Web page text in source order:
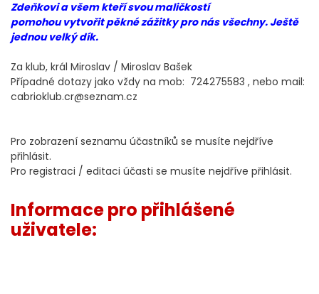
Zdeňkovi a všem kteří svou maličkostí
pomohou vytvořit pěkné zážitky pro nás všechny. Ještě
jednou velký dík.
Za klub, král Miroslav / Miroslav Bašek
Případné dotazy jako vždy na mob: 724275583 , nebo mail:
cabrioklub.cr@seznam.cz
Pro zobrazení seznamu účastníků se musíte nejdříve
přihlásit.
Pro registraci / editaci účasti se musíte nejdříve přihlásit.
Informace pro přihlášené
uživatele: